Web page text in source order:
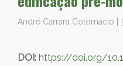
André Carrara Cotomacio
DOI: https://doi.org/